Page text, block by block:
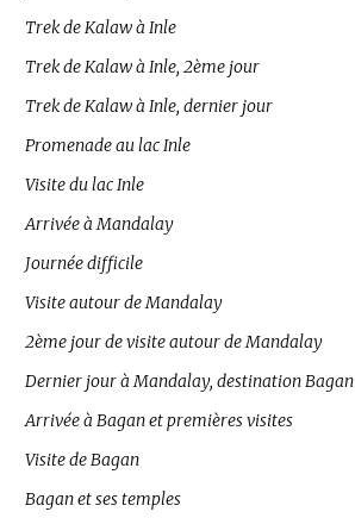
Trek de Kalaw à Inle
Trek de Kalaw à Inle, 2ème jour
Trek de Kalaw à Inle, dernier jour
Promenade au lac Inle
Visite du lac Inle
Arrivée à Mandalay
Journée difficile
Visite autour de Mandalay
2ème jour de visite autour de Mandalay
Dernier jour à Mandalay, destination Bagan
Arrivée à Bagan et premières visites
Visite de Bagan
Bagan et ses temples